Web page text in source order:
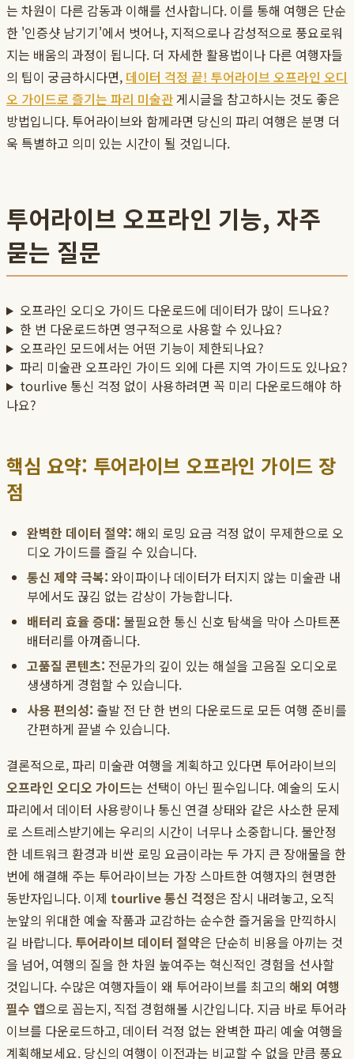
는 차원이 다른 감동과 이해를 선사합니다. 이를 통해 여행은 단순
한 '인증샷 남기기'에서 벗어나, 지적으로나 감성적으로 풍요로워
지는 배움의 과정이 됩니다. 더 자세한 활용법이나 다른 여행자들
의 팁이 궁금하시다면, 데이터 걱정 끝! 투어라이브 오프라인 오디
오 가이드로 즐기는 파리 미술관게시글을 참고하시는 것도 좋은
방법입니다. 투어라이브와 함께라면 당신의 파리 여행은 분명 더
욱 특별하고 의미 있는 시간이 될 것입니다.
투어라이브 오프라인 기능, 자주
묻는 질문
오프라인 오디오 가이드 다운로드에 데이터가 많이 드나요?
한 번 다운로드하면 영구적으로 사용할 수 있나요?
오프라인 모드에서는 어떤 기능이 제한되나요?
파리 미술관 오프라인 가이드 외에 다른 지역 가이드도 있나요?
tourlive 통신 걱정 없이 사용하려면 꼭 미리 다운로드해야 하
나요?
핵심 요약: 투어라이브 오프라인 가이드 장
점
완벽한 데이터 절약: 해외 로밍 요금 걱정 없이 무제한으로 오
디오 가이드를 즐길 수 있습니다.
통신 제약 극복: 와이파이나 데이터가 터지지 않는 미술관 내
부에서도 끊김 없는 감상이 가능합니다.
배터리 효율 증대: 불필요한 통신 신호 탐색을 막아 스마트폰
배터리를 아껴줍니다.
고품질 콘텐츠: 전문가의 깊이 있는 해설을 고음질 오디오로
생생하게 경험할 수 있습니다.
사용 편의성: 출발 전 단 한 번의 다운로드로 모든 여행 준비를
간편하게 끝낼 수 있습니다.
결론적으로, 파리 미술관 여행을 계획하고 있다면 투어라이브의
오프라인 오디오 가이드는 선택이 아닌 필수입니다. 예술의 도시
파리에서 데이터 사용량이나 통신 연결 상태와 같은 사소한 문제
로 스트레스받기에는 우리의 시간이 너무나 소중합니다. 불안정
한 네트워크 환경과 비싼 로밍 요금이라는 두 가지 큰 장애물을 한
번에 해결해 주는 투어라이브는 가장 스마트한 여행자의 현명한
동반자입니다. 이제 tourlive 통신 걱정은 잠시 내려놓고, 오직
눈앞의 위대한 예술 작품과 교감하는 순수한 즐거움을 만끽하시
길 바랍니다. 투어라이브 데이터 절약은 단순히 비용을 아끼는 것
을 넘어, 여행의 질을 한 차원 높여주는 혁신적인 경험을 선사할
것입니다. 수많은 여행자들이 왜 투어라이브를 최고의 해외 여행
필수 앱으로 꼽는지, 직접 경험해볼 시간입니다. 지금 바로 투어라
이브를 다운로드하고, 데이터 걱정 없는 완벽한 파리 예술 여행을
계획해보세요. 당신의 여행이 이전과는 비교할 수 없을 만큼 풍요